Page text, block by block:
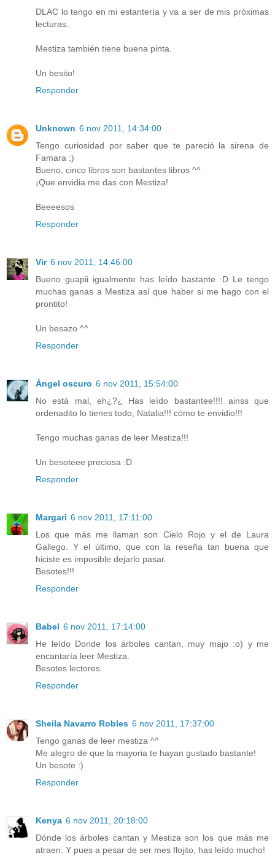
DLAC lo tengo en mi estantería y va a ser de mis próximas
lecturas.
Mestiza también tiene buena pinta.
Un besito!
Responder
Unknown 6 nov 2011, 14:34:00
Tengo curiosidad por saber que te pareció la sirena de
Famara ;)
Bueno, cinco libros son bastantes libros ^^
¡Que envidia me das con Mestiza!
Beeeesos
Responder
Vir 6 nov 2011, 14:46:00
Bueno guapii igualmente has leído bastante :D Le tengo
muchas ganas a Mestiza así que haber si me hago con el
prontito!
Un besazo ^^
Responder
Ángel oscuro 6 nov 2011, 15:54:00
No está mal, eh¿?¿ Has leído bastantee!!!! ainss que
ordenadito lo tienes todo, Natalia!!! cómo te envidio!!!
Tengo muchas ganas de leer Mestiza!!!
Un besoteee preciosa :D
Responder
Margari 6 nov 2011, 17:11:00
Los que más me llaman son Cielo Rojo y el de Laura
Gallego. Y el último, que con la reseña tan buena que
hiciste es imposible dejarlo pasar.
Besotes!!!
Responder
Babel 6 nov 2011, 17:14:00
He leído Donde los árboles cantan, muy majo :o) y me
encantaría leer Mestiza.
Besotes lectores.
Responder
Sheila Navarro Robles 6 nov 2011, 17:37:00
Tengo ganas de leer mestiza ^^
Me alegro de que la mayoria te hayan gustado bastante!
Un besote :)
Responder
Kenya 6 nov 2011, 20:18:00
Dónde los árboles cantan y Mestiza son los que más me
atraen. Y pues a pesar de ser mes flojito, has leído mucho!